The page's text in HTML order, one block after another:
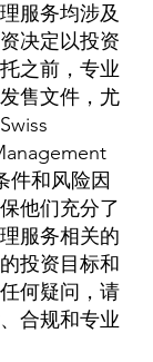
服务均涉及
决定以投资
之前，专业
售文件，尤
件和风险因
他们充分了
服务相关的
投资目标和
何疑问，请
合规和专业